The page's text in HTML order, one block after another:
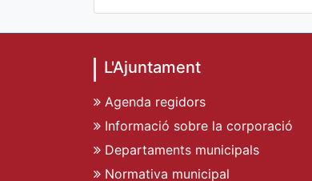
L'Ajuntament
Agenda regidors
Informació sobre la corporació
Departaments municipals
Normativa municipal